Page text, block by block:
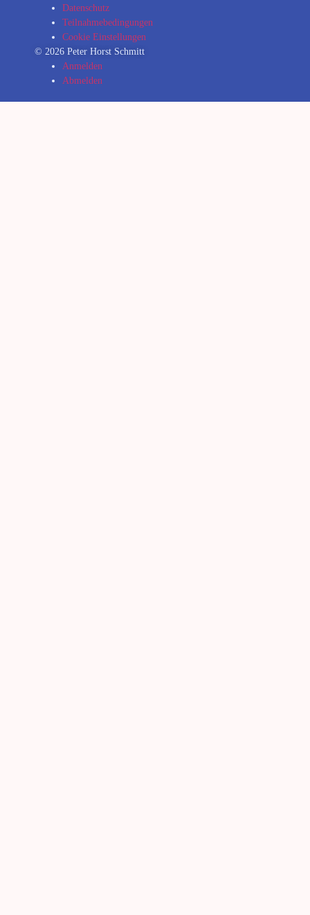
Datenschutz
Teilnahmebedingungen
Cookie Einstellungen
© 2026 Peter Horst Schmitt
Anmelden
Abmelden